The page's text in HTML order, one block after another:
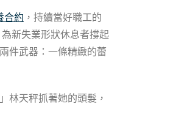
合約 ，持續當好職工的
新失業形狀休息者撐起
件武器：一條精緻的蕾
林天秤抓著她的頭髮，